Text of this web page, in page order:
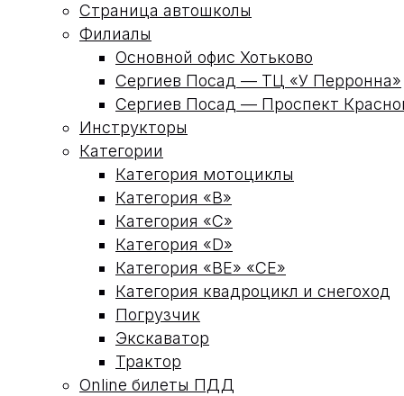
Страница автошколы
Филиалы
Основной офис Хотьково
Сергиев Посад — ТЦ «У Перронна»
Сергиев Посад — Проспект
Инструкторы
Категории
Категория мотоциклы
Категория «В»
Категория «С»
Категория «D»
Категория «ВЕ» «СЕ»
Категория квадроцикл и снегоход
Погрузчик
Экскаватор
Трактор
Online билеты ПДД